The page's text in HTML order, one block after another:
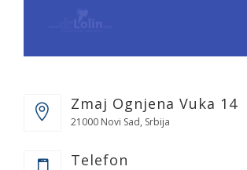
Zmaj Ognjena Vuka 14
21000 Novi Sad, Srbija
Telefon